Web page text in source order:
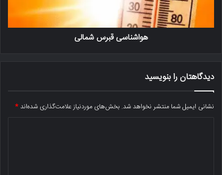
هواشناسی قبرس شمالی
دیدگاهتان را بنویسید
نشانی ایمیل شما منتشر نخواهد شد. بخش‌های موردنیاز علامت‌گذاری شده‌اند*